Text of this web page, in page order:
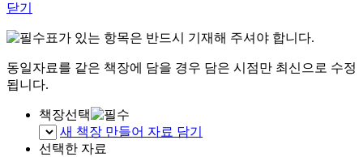
닫기
표가 있는 항목은 반드시 기재해 주셔야 합니다.
동일자료를 같은 책장에 담을 경우 담은 시점만 최신으로 수정
됩니다.
책장선택
새 책장 만들어 자료 담기
선택한 자료